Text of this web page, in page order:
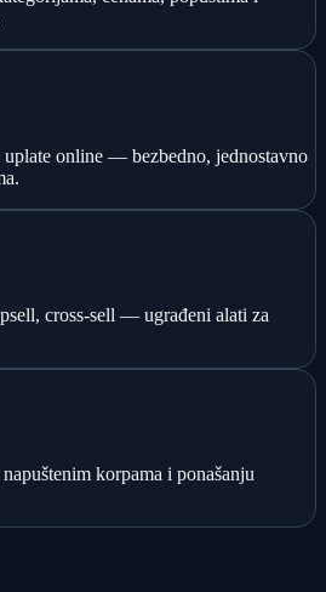
uplate online — bezbedno, jednostavno
cross-sell — ugrađeni alati za
korpama i ponašanju